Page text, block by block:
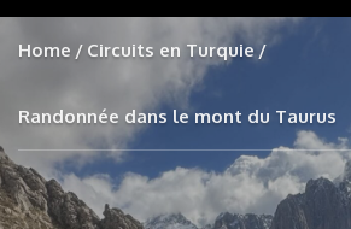
Home Circuits en Turquie
Randonnée dans le mont du Taurus